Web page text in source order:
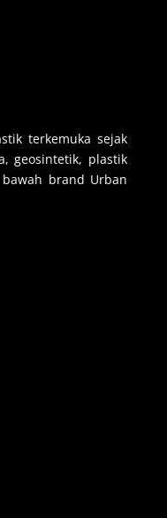
terkemuka sejak
geosintetik, plastik
brand Urban